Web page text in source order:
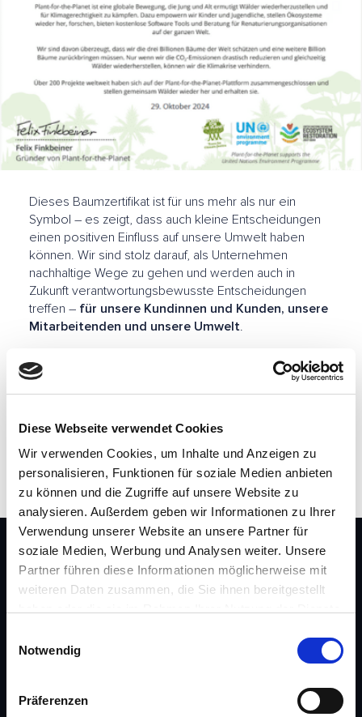
Diese Webseite verwendet Cookies
Wir verwenden Cookies, um Inhalte und Anzeigen zu
personalisieren, Funktionen für soziale Medien anbieten
zu können und die Zugriffe auf unsere Website zu
analysieren. Außerdem geben wir Informationen zu Ihrer
Verwendung unserer Website an unsere Partner für
soziale Medien, Werbung und Analysen weiter. Unsere
Partner führen diese Informationen möglicherweise mit
weiteren Daten zusammen, die Sie ihnen bereitgestellt
Notwendig
Präferenzen
Dieses Baumzertifikat ist für uns mehr als nur ein
Symbol – es zeigt, dass auch kleine Entscheidungen
einen positiven Einfluss auf unsere Umwelt haben
können. Wir sind stolz darauf, als Unternehmen
nachhaltige Wege zu gehen und werden auch in
Zukunft verantwortungsbewusste Entscheidungen
treffen – für unsere Kundinnen und Kunden, unsere
Mitarbeitenden und unsere Umwelt.
FOLGEN SIE UNS AUF
Facebook
Kununu LinkedIn Instagram
Xing
BRANCHEN